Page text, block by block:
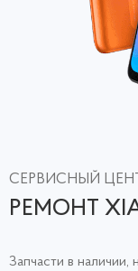
СЕРВИСНЫЙ
РЕМОНТ
Запчасти в наличии,